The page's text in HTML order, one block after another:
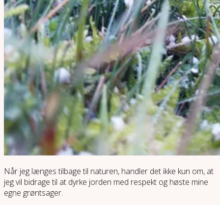
Når jeg længes tilbage til naturen, handler det ikke kun om, at
jeg vil bidrage til at dyrke jorden med respekt og høste mine
egne grøntsager.